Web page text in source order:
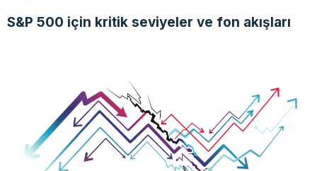
S&P 500 için kritik seviyeler ve fon akışları